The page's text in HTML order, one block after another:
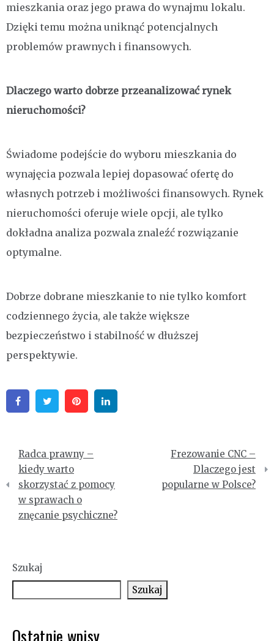
mieszkania oraz jego prawa do wynajmu lokalu.
Dzięki temu można uniknąć potencjalnych
problemów prawnych i finansowych.
Dlaczego warto dobrze przeanalizować rynek
nieruchomości?
Świadome podejście do wyboru mieszkania do
wynajęcia pozwala lepiej dopasować ofertę do
własnych potrzeb i możliwości finansowych. Rynek
nieruchomości oferuje wiele opcji, ale tylko
dokładna analiza pozwala znaleźć rozwiązanie
optymalne.
Dobrze dobrane mieszkanie to nie tylko komfort
codziennego życia, ale także większe
bezpieczeństwo i stabilność w dłuższej
perspektywie.
FacebookTwitter Pinterest
Nawigacja
wpisu
Radca prawny –
kiedy warto
skorzystać z pomocy
w sprawach o
znęcanie psychiczne?
Frezowanie CNC –
Dlaczego jest
popularne w Polsce?
Szukaj
Szukaj
Ostatnie wpisy